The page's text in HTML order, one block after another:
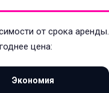
от срока аренды.
цена:
Экономия